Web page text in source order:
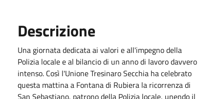
Descrizione
Una giornata dedicata ai valori e all'impegno della
Polizia locale e al bilancio di un anno di lavoro davvero
intenso. Così l'Unione Tresinaro Secchia ha celebrato
questa mattina a Fontana di Rubiera la ricorrenza di
San Sebastiano, patrono della Polizia locale, unendo il